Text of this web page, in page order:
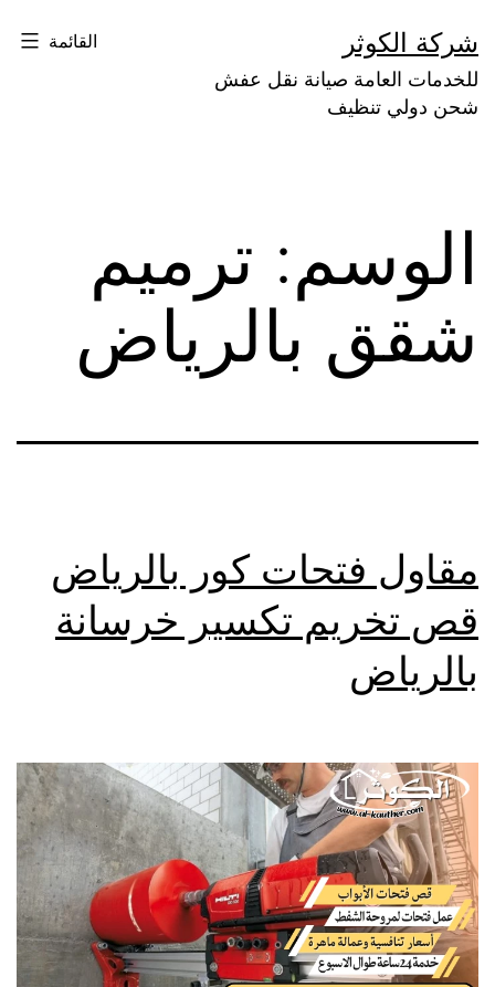
إلى
المحتوى
شركة الكوثر
للخدمات العامة صيانة نقل عفش
شحن دولي تنظيف
القائمة
الوسم: ترميم
شقق بالرياض
مقاول فتحات كور بالرياض
قص تخريم تكسير خرسانة
بالرياض